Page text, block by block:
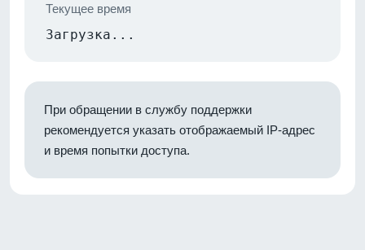
Текущее время
Загрузка...
При обращении в службу поддержки
рекомендуется указать отображаемый IP-адрес
и время попытки доступа.